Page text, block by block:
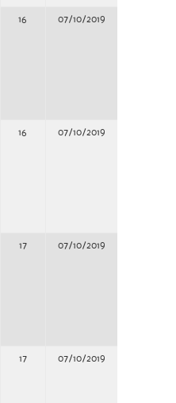
16 07/10/2019
16 07/10/2019
17 07/10/2019
17 07/10/2019